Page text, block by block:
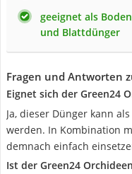
geeignet als
und Blattdünger
Fragen und Antworten
Eignet sich der Green24
Ja, dieser Dünger kann
werden. In Kombination
demnach einfach
Ist der Green24